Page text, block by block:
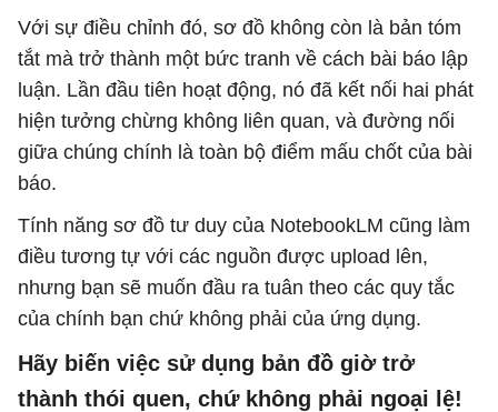
Với sự điều chỉnh đó, sơ đồ không còn là bản tóm
tắt mà trở thành một bức tranh về cách bài báo lập
luận. Lần đầu tiên hoạt động, nó đã kết nối hai phát
hiện tưởng chừng không liên quan, và đường nối
giữa chúng chính là toàn bộ điểm mấu chốt của bài
báo.
Tính năng sơ đồ tư duy của NotebookLM cũng làm
điều tương tự với các nguồn được upload lên,
nhưng bạn sẽ muốn đầu ra tuân theo các quy tắc
của chính bạn chứ không phải của ứng dụng.
Hãy biến việc sử dụng bản đồ giờ trở
thành thói quen, chứ không phải ngoại lệ!